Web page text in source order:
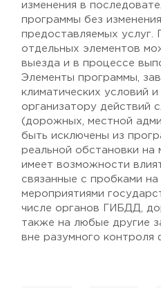
изменения в
программы без
предоставляемых услуг.
отдельных элементов
выезда и в процессе
Элементы программы,
климатических условий
организатору действий
(дорожных, местной
быть исключены из
реальной обстановки
имеет возможности
связанные с пробками
мероприятиями
числе органов ГИБДД,
также на любые другие
вне разумного контроля